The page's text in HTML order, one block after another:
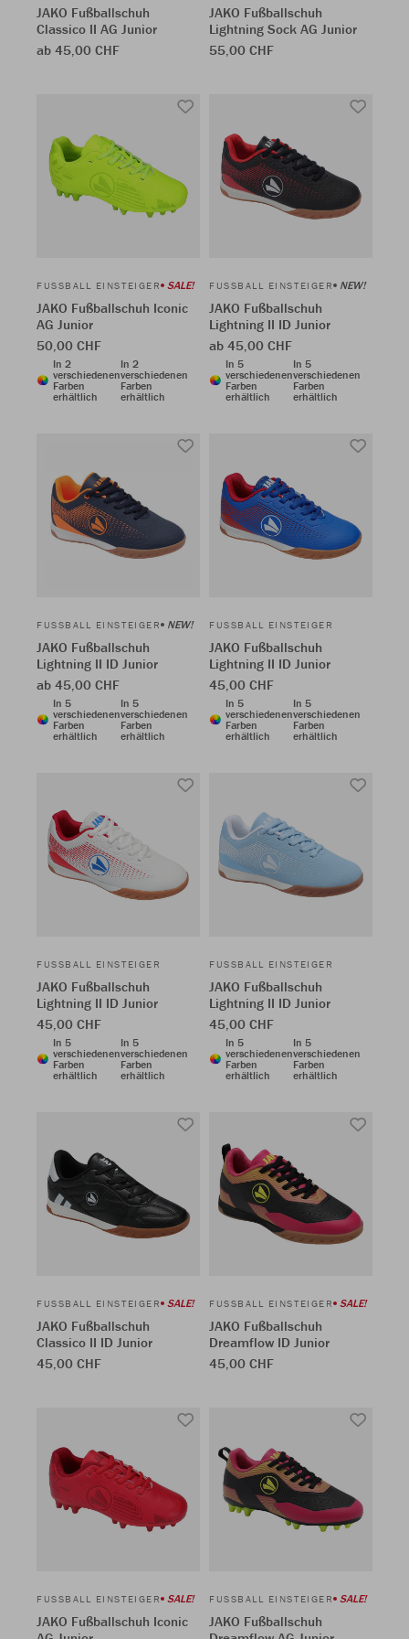
JAKO Fußballschuh
Classico II AG Junior
ab 45,00 CHF
JAKO Fußballschuh
Lightning Sock AG Junior
55,00 CHF
FUSSBALL EINSTEIGER SALE!
JAKO Fußballschuh Iconic
AG Junior
50,00 CHF
In 2
verschiedenen
Farben
erhältlich
In 2
verschiedenen
Farben
erhältlich
FUSSBALL EINSTEIGER NEW!
JAKO Fußballschuh
Lightning II ID Junior
ab 45,00 CHF
In 5
verschiedenen
Farben
erhältlich
In 5
verschiedenen
Farben
erhältlich
FUSSBALL EINSTEIGER NEW!
JAKO Fußballschuh
Lightning II ID Junior
ab 45,00 CHF
In 5
verschiedenen
Farben
erhältlich
In 5
verschiedenen
Farben
erhältlich
FUSSBALL EINSTEIGER
JAKO Fußballschuh
Lightning II ID Junior
45,00 CHF
In 5
verschiedenen
Farben
erhältlich
In 5
verschiedenen
Farben
erhältlich
FUSSBALL EINSTEIGER
JAKO Fußballschuh
Lightning II ID Junior
45,00 CHF
In 5
verschiedenen
Farben
erhältlich
In 5
verschiedenen
Farben
erhältlich
FUSSBALL EINSTEIGER
JAKO Fußballschuh
Lightning II ID Junior
45,00 CHF
In 5
verschiedenen
Farben
erhältlich
In 5
verschiedenen
Farben
erhältlich
FUSSBALL EINSTEIGER SALE!
JAKO Fußballschuh
Classico II ID Junior
45,00 CHF
FUSSBALL EINSTEIGER SALE!
JAKO Fußballschuh
Dreamflow ID Junior
45,00 CHF
FUSSBALL EINSTEIGER SALE!
JAKO Fußballschuh Iconic
FUSSBALL EINSTEIGER SALE!
JAKO Fußballschuh